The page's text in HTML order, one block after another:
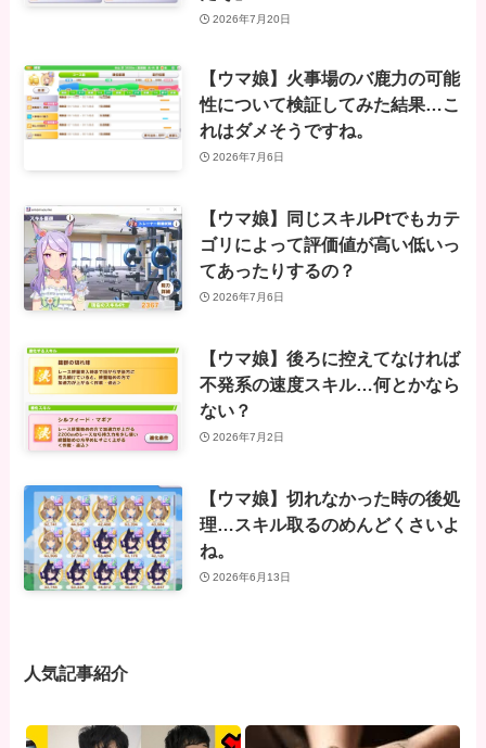
2026年7月20日
【ウマ娘】火事場のバ鹿力の可能
性について検証してみた結果…こ
れはダメそうですね。
2026年7月6日
【ウマ娘】同じスキルPtでもカテ
ゴリによって評価値が高い低いっ
てあったりするの？
2026年7月6日
【ウマ娘】後ろに控えてなければ
不発系の速度スキル…何とかなら
ない？
2026年7月2日
【ウマ娘】切れなかった時の後処
理…スキル取るのめんどくさいよ
ね。
2026年6月13日
人気記事紹介